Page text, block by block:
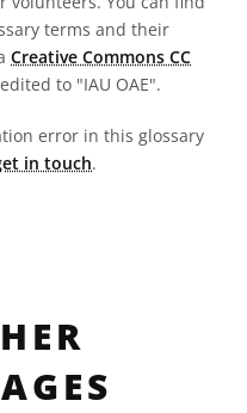
terms and their
Creative Commons CC
to "IAU OAE".
error in this glossary
in touch.